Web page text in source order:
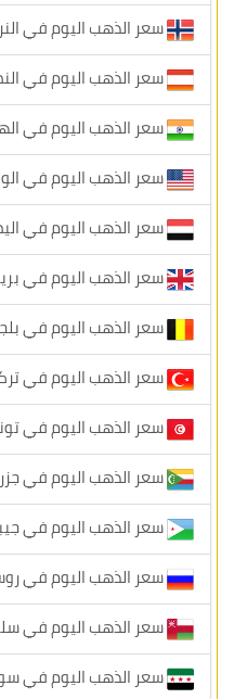
سعر الذهب اليوم في
سعر الذهب اليوم في
سعر الذهب اليوم في
سعر الذهب اليوم في
سعر الذهب اليوم في
سعر الذهب اليوم في
سعر الذهب اليوم في
سعر الذهب اليوم في
سعر الذهب اليوم في
سعر الذهب اليوم في
سعر الذهب اليوم في
سعر الذهب اليوم في
سعر الذهب اليوم في
سعر الذهب اليوم في